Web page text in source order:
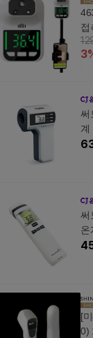
접
3
써
계
써
온
[
0)